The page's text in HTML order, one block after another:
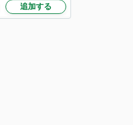
追加する